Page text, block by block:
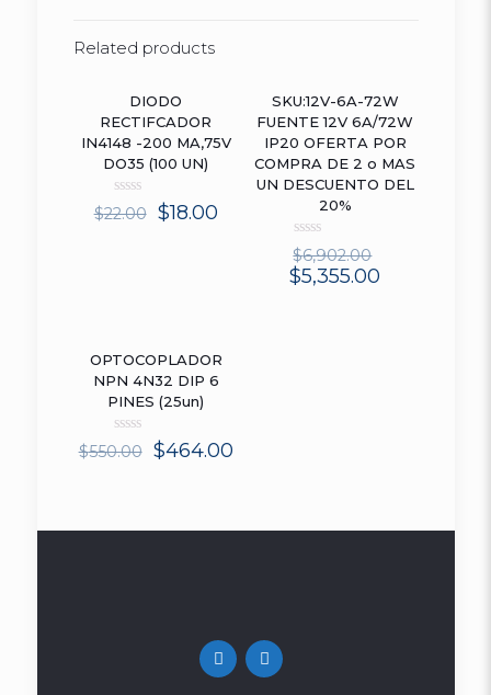
Related products
ON SALEDIODO
RECTIFCADOR
IN4148 -200 MA,75V
DO35 (100 UN)
Rated
0
$22.00 $18.00
ON SALE
SKU:12V-6A-72W
FUENTE 12V 6A/72W
IP20 OFERTA POR
COMPRA DE 2 o MAS
UN DESCUENTO DEL
20%
Rated
0
out
$6,902.00
$5,355.00
ON SALE
OPTOCOPLADOR
NPN 4N32 DIP 6
PINES (25un)
Rated
0
$550.00 $464.00